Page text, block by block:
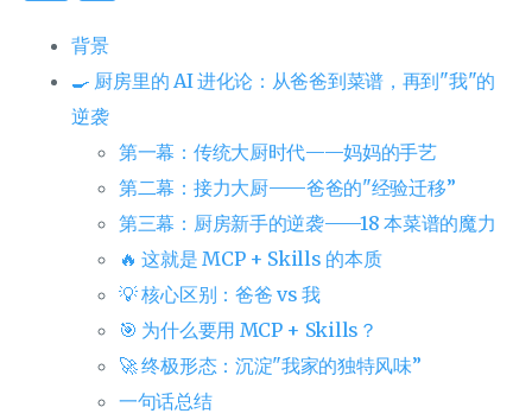
背景
🍳 厨房里的 AI 进化论：从爸爸到菜谱，再到"我"的
逆袭
第一幕：传统大厨时代——妈妈的手艺
第二幕：接力大厨——爸爸的"经验迁移”
第三幕：厨房新手的逆袭——18 本菜谱的魔力
🔥 这就是 MCP + Skills 的本质
💡 核心区别：爸爸 vs 我
🎯 为什么要用 MCP + Skills？
🚀 终极形态：沉淀"我家的独特风味”
一句话总结